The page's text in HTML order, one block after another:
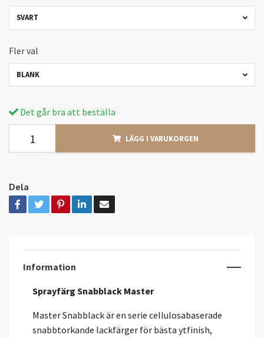
SVART
Fler val
BLANK
Det går bra att beställa
LÄGG I VARUKORGEN
Dela
Information
Sprayfärg Snabblack Master
Master Snabblack är en serie cellulosabaserade
snabbtorkande lackfärger för bästa ytfinish,